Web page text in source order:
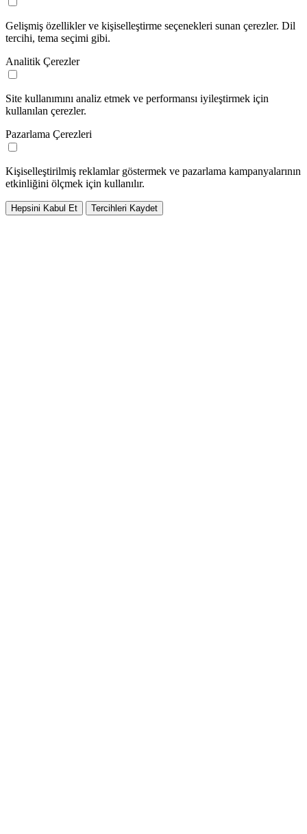
Gelişmiş özellikler ve kişiselleştirme seçenekleri sunan çerezler. Dil
tercihi, tema seçimi gibi.
Analitik Çerezler
Site kullanımını analiz etmek ve performansı iyileştirmek için
kullanılan çerezler.
Pazarlama Çerezleri
Kişiselleştirilmiş reklamlar göstermek ve pazarlama kampanyalarının
etkinliğini ölçmek için kullanılır.
Hepsini Kabul Et Tercihleri Kaydet